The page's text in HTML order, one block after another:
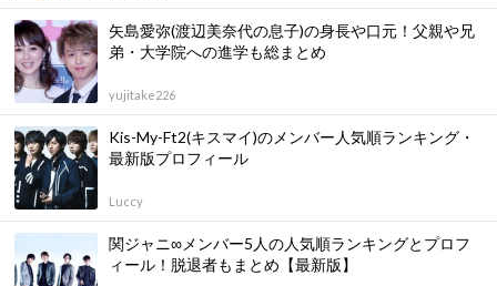
矢島愛弥(渡辺美奈代の息子)の身長や口元！父親や兄
弟・大学院への進学も総まとめ
yujitake226
Kis-My-Ft2(キスマイ)のメンバー人気順ランキング・
最新版プロフィール
Luccy
関ジャニ∞メンバー5人の人気順ランキングとプロフ
ィール！脱退者もまとめ【最新版】